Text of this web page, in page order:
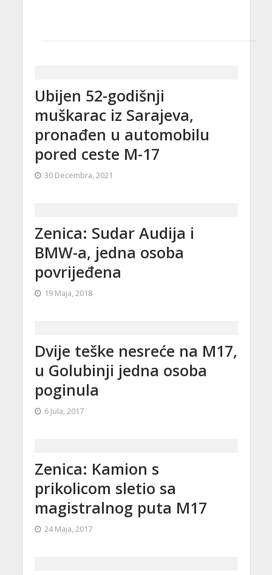
Ubijen 52-godišnji
muškarac iz Sarajeva,
pronađen u automobilu
pored ceste M-17
30 Decembra, 2021
Zenica: Sudar Audija i
BMW-a, jedna osoba
povrijeđena
19 Maja, 2018
Dvije teške nesreće na M17,
u Golubinji jedna osoba
poginula
6 Jula, 2017
Zenica: Kamion s
prikolicom sletio sa
magistralnog puta M17
24 Maja, 2017